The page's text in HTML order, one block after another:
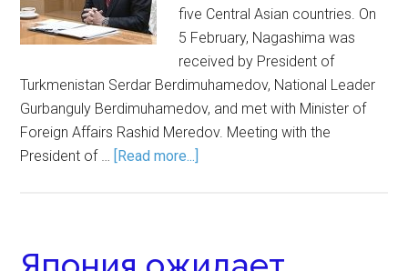
five Central Asian countries. On
5 February, Nagashima was
received by President of
Turkmenistan Serdar Berdimuhamedov, National Leader
Gurbanguly Berdimuhamedov, and met with Minister of
Foreign Affairs Rashid Meredov. Meeting with the
President of … [Read more...]